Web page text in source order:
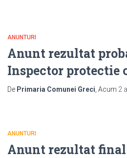
ANUNTURI
Anunt rezultat
Inspector protectie
De Primaria Comunei Greci , Acum 2
ANUNTURI
Anunt rezultat